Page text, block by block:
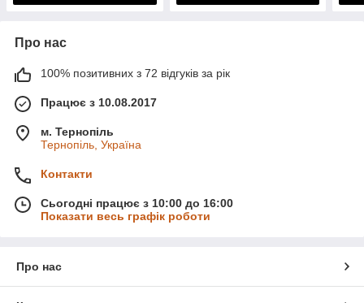
Про нас
100% позитивних з 72 відгуків за рік
Працює з 10.08.2017
м. Тернопіль
Тернопіль, Україна
Контакти
Сьогодні працює з 10:00 до 16:00
Показати весь графік роботи
Про нас